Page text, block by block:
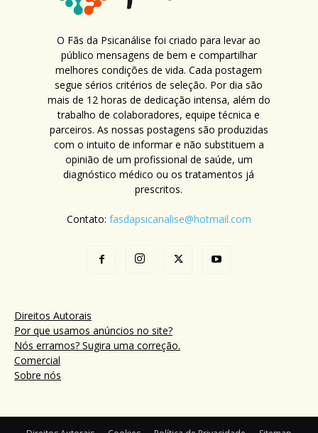
O Fãs da Psicanálise foi criado para levar ao
público mensagens de bem e compartilhar
melhores condições de vida. Cada postagem
segue sérios critérios de seleção. Por dia são
mais de 12 horas de dedicação intensa, além do
trabalho de colaboradores, equipe técnica e
parceiros. As nossas postagens são produzidas
com o intuito de informar e não substituem a
opinião de um profissional de saúde, um
diagnóstico médico ou os tratamentos já
prescritos.
Contato: fasdapsicanalise@hotmail.com
Direitos Autorais
Por que usamos anúncios no site?
Nós erramos? Sugira uma correção.
Comercial
Sobre nós